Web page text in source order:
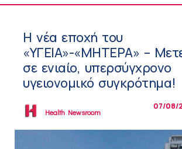
Η νέα εποχή του
«ΥΓΕΙΑ»-«ΜΗΤΕΡΑ» –
σε ενιαίο, υπερσύγχρονο
υγειονομικό συγκρότημα!
Health Newsroom
07/08/